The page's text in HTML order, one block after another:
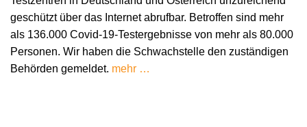
geschützt über das Internet abrufbar. Betroffen sind mehr
als 136.000 Covid-19-Testergebnisse von mehr als 80.000
Personen. Wir haben die Schwachstelle den zuständigen
Behörden gemeldet. mehr …